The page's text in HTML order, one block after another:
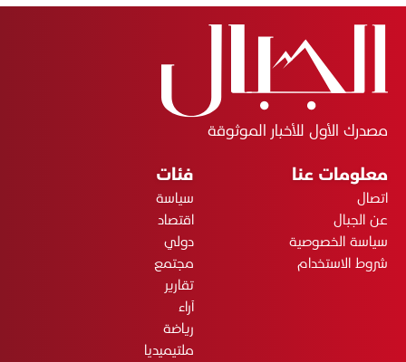
مصدرك الأول للأخبار الموثوقة
معلومات عنا
اتصال
عن الجبال
سياسة الخصوصية
شروط الاستخدام
فئات
سياسة
اقتصاد
دولي
مجتمع
تقارير
آراء
رياضة
ملتيميديا